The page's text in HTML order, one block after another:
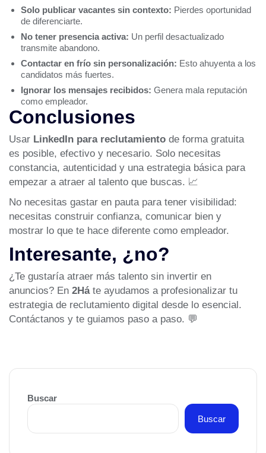
Solo publicar vacantes sin contexto: Pierdes oportunidad
de diferenciarte.
No tener presencia activa: Un perfil desactualizado
transmite abandono.
Contactar en frío sin personalización: Esto ahuyenta a los
candidatos más fuertes.
Ignorar los mensajes recibidos: Genera mala reputación
como empleador.
Conclusiones
Usar LinkedIn para reclutamiento de forma gratuita
es posible, efectivo y necesario. Solo necesitas
constancia, autenticidad y una estrategia básica para
empezar a atraer al talento que buscas. 📈
No necesitas gastar en pauta para tener visibilidad:
necesitas construir confianza, comunicar bien y
mostrar lo que te hace diferente como empleador.
Interesante, ¿no?
¿Te gustaría atraer más talento sin invertir en
anuncios? En 2Háte ayudamos a profesionalizar tu
estrategia de reclutamiento digital desde lo esencial.
Contáctanos y te guiamos paso a paso. 💬
Buscar
Buscar